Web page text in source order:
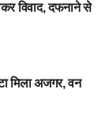
विवाद, दफनाने से
मिला अजगर, वन